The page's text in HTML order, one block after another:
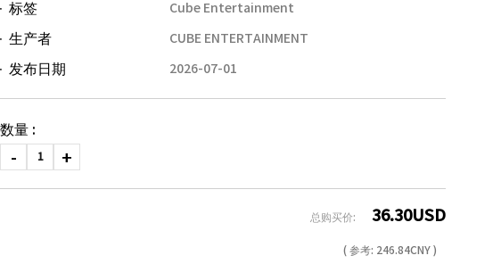
标签 Cube Entertainment
生产者 CUBE ENTERTAINMENT
发布日期 2026-07-01
数量 :
总购买价: 36.30USD
( 参考: 246.84CNY )